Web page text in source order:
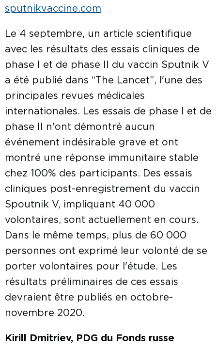
sputnikvaccine.com
Le 4 septembre, un article scientifique
avec les résultats des essais cliniques de
phase I et de phase II du vaccin Sputnik V
a été publié dans “The Lancet”, l'une des
principales revues médicales
internationales. Les essais de phase I et de
phase II n'ont démontré aucun
événement indésirable grave et ont
montré une réponse immunitaire stable
chez 100% des participants. Des essais
cliniques post-enregistrement du vaccin
Spoutnik V, impliquant 40 000
volontaires, sont actuellement en cours.
Dans le même temps, plus de 60 000
personnes ont exprimé leur volonté de se
porter volontaires pour l'étude. Les
résultats préliminaires de ces essais
devraient être publiés en octobre-
novembre 2020.
Kirill Dmitriev, PDG du Fonds russe